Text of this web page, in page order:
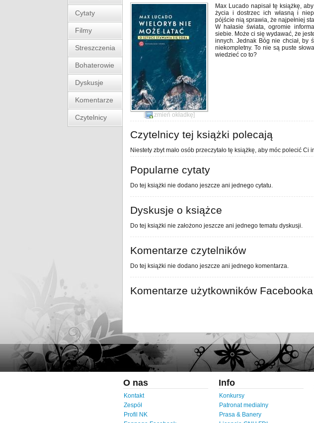
Cytaty
Filmy
Streszczenia
Bohaterowie
Dyskusje
Komentarze
Czytelnicy [ zmień okładkę]
Max Lucado napisał tę książkę,
życia i dostrzec ich własną i
pójście nią sprawia, że najpełniej
W hałasie świata, ogromie
siebie. Może ci się wydawać, że
innych. Jednak Bóg nie chciał, by
niekompletny. To nie są puste
wiedzieć co to?
Czytelnicy tej książki polecają
Niestety zbyt mało osób przeczytało tę książkę, aby móc polecić Ci
Popularne cytaty
Do tej książki nie dodano jeszcze ani jednego cytatu.
Dyskusje o książce
Do tej książki nie założono jeszcze ani jednego tematu dyskusji.
Komentarze czytelników
Do tej książki nie dodano jeszcze ani jednego komentarza.
Komentarze użytkowników Facebooka
O nas
Kontakt
Zespół
Profil NK
Info
Konkursy
Patronat medialny
Prasa & Banery